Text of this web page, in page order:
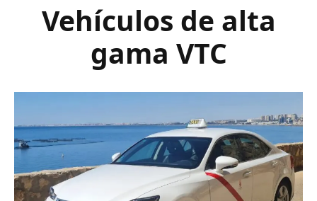
Vehículos de alta
gama VTC